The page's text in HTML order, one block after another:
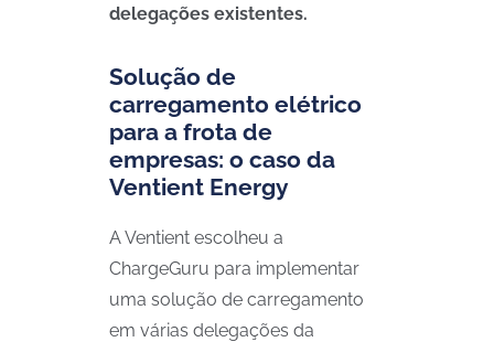
delegações existentes.
Solução de
carregamento elétrico
para a frota de
empresas: o caso da
Ventient Energy
A Ventient escolheu a
ChargeGuru para implementar
uma solução de carregamento
em várias delegações da